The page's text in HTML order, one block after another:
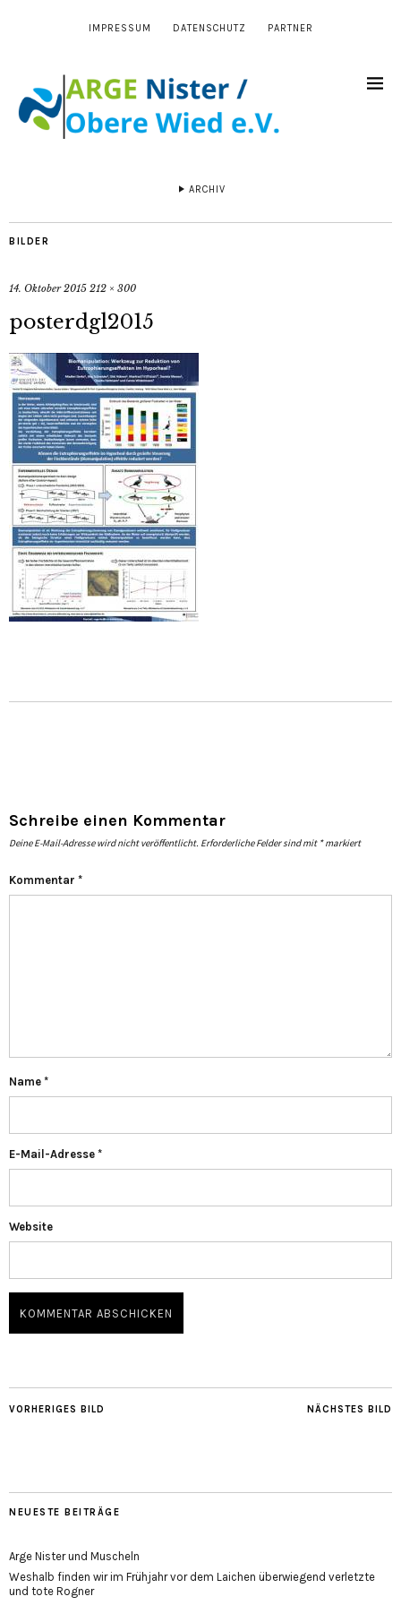
IMPRESSUM DATENSCHUTZ PARTNER
ARCHIV
BILDER
14. Oktober 2015 212 × 300
posterdgl2015
Schreibe einen Kommentar
Deine E-Mail-Adresse wird nicht veröffentlicht. Erforderliche Felder sind mit *markiert
Kommentar *
Name *
E-Mail-Adresse *
Website
NÄCHSTES BILD
VORHERIGES BILD
NEUESTE BEITRÄGE
Arge Nister und Muscheln
Weshalb finden wir im Frühjahr vor dem Laichen überwiegend verletzte
und tote Rogner